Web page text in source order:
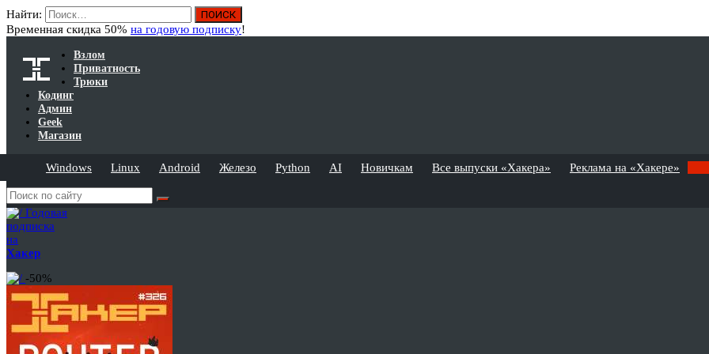
Найти:
Временная скидка 50% на годовую подписку!
Взлом
Приватность
Трюки
Кодинг
Админ
Geek
Магазин
Windows Linux Android Железо Python AI Новичкам Все выпуски «Хакера» Реклама на «Хакере»
Годовая
подписка
на
Хакер
-50%